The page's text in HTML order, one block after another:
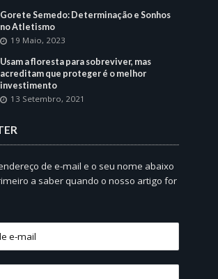
Gorete Semedo: Determinação e Sonhos
no Atletismo
19 Maio, 2023
Usam a floresta para sobreviver, mas
acreditam que proteger é o melhor
investimento
13 Setembro, 2021
de e-mail e o seu nome abaixo
a saber quando o nosso artigo for